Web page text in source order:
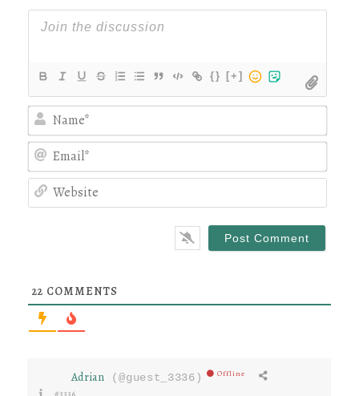
{} [+]
22 COMMENTS
Adrian (@guest_3336) Offline